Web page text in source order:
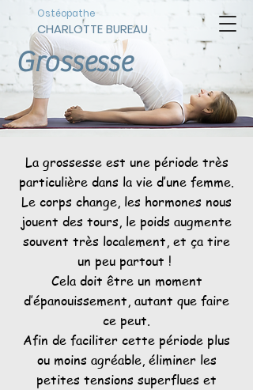
CHARLOTTE BUREAU
Ostéopathe
Grossesse
La grossesse est une période très
particulière dans la vie d’une femme.
Le corps change, les hormones nous
jouent des tours, le poids augmente
souvent très localement, et ça tire
un peu partout ! ​
Cela doit être un moment
d’épanouissement, autant que faire
ce peut.
Afin de faciliter cette période plus
ou moins agréable, éliminer les
petites tensions superflues et